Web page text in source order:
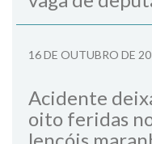
16 DE OUTUBRO DE
Acidente
oito feridas
lençóis